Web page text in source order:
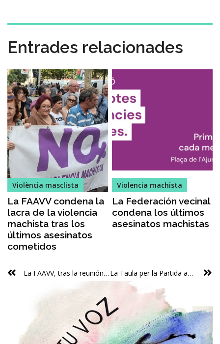
Entrades relacionades
Violència masclista
La FAAVV condena la
lacra de la violencia
machista tras los
últimos asesinatos
cometidos
Violencia machista
La Federación vecinal
condena los últimos
asesinatos machistas
La FAAVV, tras la reunión entre Ministerio y Ayuntamiento sobre las vías de Serrería La Taula per la Partida adverteix que l’anunci de Rain Forest entorn a la reconstrucció de les alqueries del Pouet arriba tard i inclou nombroses incerteses sobre els usos